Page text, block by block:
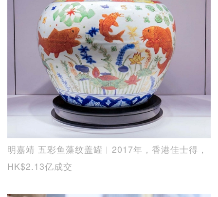
明嘉靖 五彩鱼藻纹盖罐︱2017年，香港佳士得，
HK$2.13亿成交